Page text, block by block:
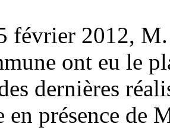
février 2012,
ont eu le
dernières
en présence de